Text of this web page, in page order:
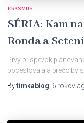
ERASMUS
SÉRIA: Kam
Ronda a
Prvý príspevok
pocestovala a prečo by
Bytimkablog 6 rokov